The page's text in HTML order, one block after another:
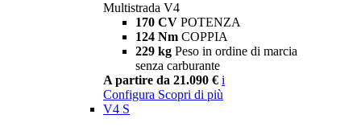
Multistrada V4
170 CV POTENZA
124 Nm COPPIA
229 kg Peso in ordine di marcia
senza carburante
A partire da 21.090 € i
Configura Scopri di più
V4 S